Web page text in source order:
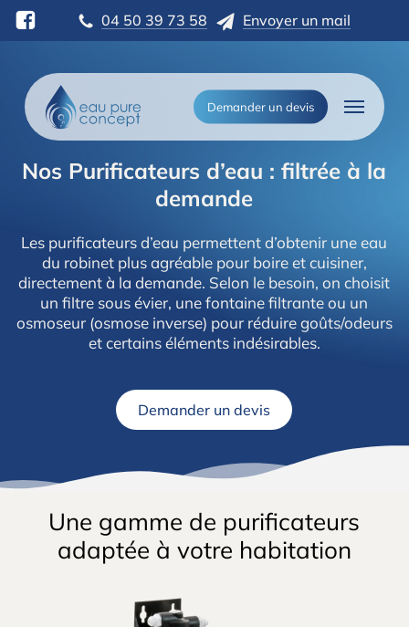
04 50 39 73 58 Envoyer un mail
Skip
content
Demander un devis Menu
Nos Purificateurs d’eau : filtrée à la
demande
Les purificateurs d’eau permettent d’obtenir une eau
du robinet plus agréable pour boire et cuisiner,
directement à la demande. Selon le besoin, on choisit
un filtre sous évier, une fontaine filtrante ou un
osmoseur (osmose inverse) pour réduire goûts/odeurs
et certains éléments indésirables.
Demander un devis
Une gamme de purificateurs
adaptée à votre habitation